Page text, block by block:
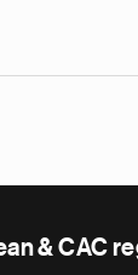
& CAC